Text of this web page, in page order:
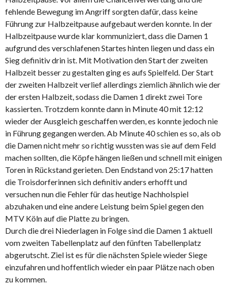
fehlende Bewegung im Angriff sorgten dafür, dass keine
Führung zur Halbzeitpause aufgebaut werden konnte. In der
Halbzeitpause wurde klar kommuniziert, dass die Damen 1
aufgrund des verschlafenen Startes hinten liegen und dass ein
Sieg definitiv drin ist. Mit Motivation den Start der zweiten
Halbzeit besser zu gestalten ging es aufs Spielfeld. Der Start
der zweiten Halbzeit verlief allerdings ziemlich ähnlich wie der
der ersten Halbzeit, sodass die Damen 1 direkt zwei Tore
kassierten. Trotzdem konnte dann in Minute 40 mit 12:12
wieder der Ausgleich geschaffen werden, es konnte jedoch nie
in Führung gegangen werden. Ab Minute 40 schien es so, als ob
die Damen nicht mehr so richtig wussten was sie auf dem Feld
machen sollten, die Köpfe hängen ließen und schnell mit einigen
Toren in Rückstand gerieten. Den Endstand von 25:17 hatten
die Troisdorferinnen sich definitiv anders erhofft und
versuchen nun die Fehler für das heutige Nachholspiel
abzuhaken und eine andere Leistung beim Spiel gegen den
MTV Köln auf die Platte zu bringen.
Durch die drei Niederlagen in Folge sind die Damen 1 aktuell
vom zweiten Tabellenplatz auf den fünften Tabellenplatz
abgerutscht. Ziel ist es für die nächsten Spiele wieder Siege
einzufahren und hoffentlich wieder ein paar Plätze nach oben
zu kommen.